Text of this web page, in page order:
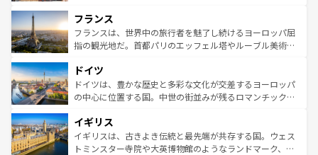
ませてくれるイタリアで、忘れられない旅をしてみよう！
なお、新着のイタリア情報はコンテンツ一覧 を参照してほ
しい。
文化が根付くこの国では、情熱的なフラメンコ、熱気あふ
れる闘牛、そして美味しいタパスが生活の一部となってい
る。首都マドリードの洗練された雰囲気や、バルセロナの
の城塞都市、穏やかなビーチリゾートまで多彩な表情を見
せる。地方によって風土や気候が異なるスペインはその個
性で訪れる人を魅了する。 なお、新着のスペイン情報はコ
フランス
フランスは、世界中の旅行者を魅了し続けるヨーロッパ屈
指の観光地だ。首都パリのエッフェル塔やルーブル美術館
で、幅広い魅力が詰まっている。華麗な宮殿、歴史的な大
聖堂、美しいビーチ、そして豊かな自然が、訪れる者を心
から魅了する。また、フランスは美食の国としても知ら
いる。シャンパンの発祥地であるランス、プロヴァンスの
香り高いラベンダー畑など、多彩な楽しみ方が可能だ。さ
らに、パリ以外の地域にも魅力が溢れており、どの街角に
ドイツ
ドイツは、豊かな歴史と多彩な文化が交差するヨーロッパ
の中心に位置する国。中世の街並みが残るロマンチック街
顔を持つこの国は、どこを歩いても飽きることがない。ベ
ルリンの文化的活気、バイエルン州のアルプスの絶景、そ
してライン川沿いのワイン畑といった風景は必見。ビール
イギリス
イギリスは、古きよき伝統と最先端が共存する国。ウェス
トミンスター寺院や大英博物館のようなランドマーク、歴